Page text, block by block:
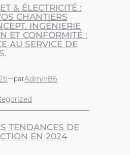
& ÉLECTRICITÉ :
CHANTIERS
INGÉNIERIE
ET CONFORMITÉ :
AU SERVICE DE
—parAdminB6
TENDANCES DE
EN 2024